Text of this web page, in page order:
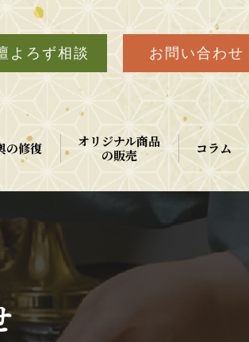
よろず相談 お問い合わせ
の修復
オリジナル商品
の販売
コラム